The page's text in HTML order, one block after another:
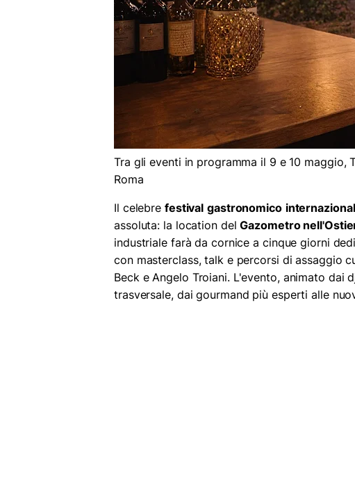
Tra gli eventi in programma il 9 e 10
Roma
Il celebre festival gastronomico
assoluta: la location delGazometro
industriale farà da cornice a cinque giorni
con masterclass, talk e percorsi di assaggio
Beck e Angelo Troiani. L'evento, animato dai
trasversale, dai gourmand più esperti alle